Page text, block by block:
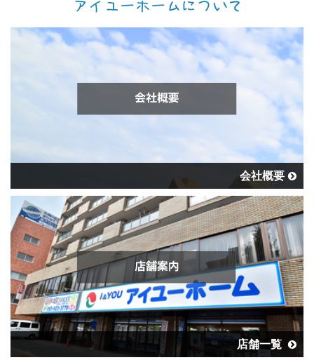
会社概要
店舗一覧